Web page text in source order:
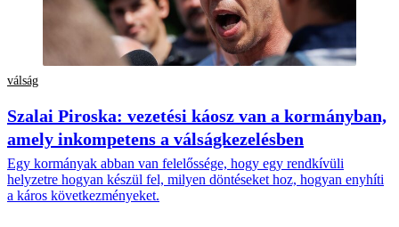
válság
Szalai Piroska: vezetési káosz van a kormányban,
amely inkompetens a válságkezelésben
Egy kormányak abban van felelőssége, hogy egy rendkívüli
helyzetre hogyan készül fel, milyen döntéseket hoz, hogyan enyhíti
a káros következményeket.